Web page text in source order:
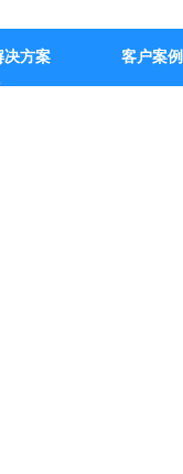
决方案 客户案例